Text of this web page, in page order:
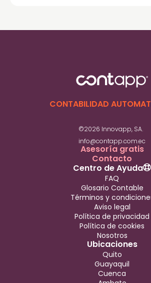
principalmente un contrato de
correspondientes.
CONTABILIDAD
©2026 Innovapp, SA.
info@contapp.com.ec
Asesoría gratis
Contacto
Ubicaciones
Quito
Guayaquil
Cuenca
Centro de Ayuda
FAQ
Glosario Contable
Términos y
Aviso legal
Política de privacidad
Política de cookies
Nosotros